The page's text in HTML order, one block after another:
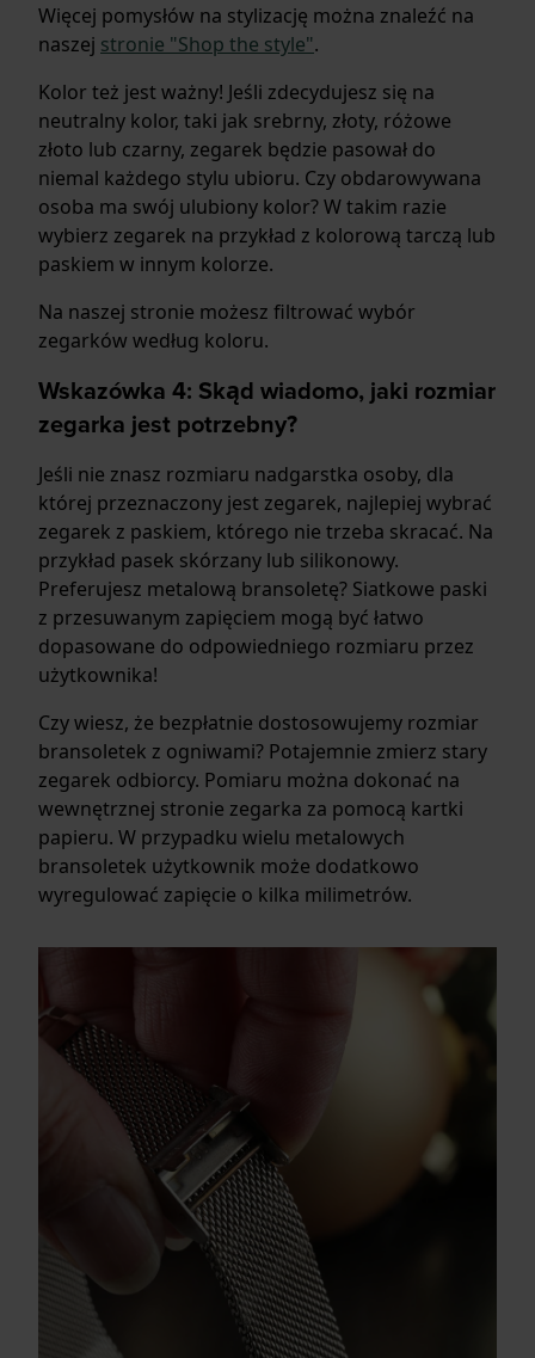
Więcej pomysłów na stylizację można znaleźć na
naszej stronie "Shop the style".
Kolor też jest ważny! Jeśli zdecydujesz się na
neutralny kolor, taki jak srebrny, złoty, różowe
złoto lub czarny, zegarek będzie pasował do
niemal każdego stylu ubioru. Czy obdarowywana
osoba ma swój ulubiony kolor? W takim razie
wybierz zegarek na przykład z kolorową tarczą lub
paskiem w innym kolorze.
Na naszej stronie możesz filtrować wybór
zegarków według koloru.
Wskazówka 4: Skąd wiadomo, jaki rozmiar
zegarka jest potrzebny?
Jeśli nie znasz rozmiaru nadgarstka osoby, dla
której przeznaczony jest zegarek, najlepiej wybrać
zegarek z paskiem, którego nie trzeba skracać. Na
przykład pasek skórzany lub silikonowy.
Preferujesz metalową bransoletę? Siatkowe paski
z przesuwanym zapięciem mogą być łatwo
dopasowane do odpowiedniego rozmiaru przez
użytkownika!
Czy wiesz, że bezpłatnie dostosowujemy rozmiar
bransoletek z ogniwami? Potajemnie zmierz stary
zegarek odbiorcy. Pomiaru można dokonać na
wewnętrznej stronie zegarka za pomocą kartki
papieru. W przypadku wielu metalowych
bransoletek użytkownik może dodatkowo
wyregulować zapięcie o kilka milimetrów.